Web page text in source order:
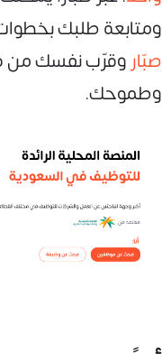
ومتابعة طلبك
صبّار وقرّب نفسك من
وطموحك.